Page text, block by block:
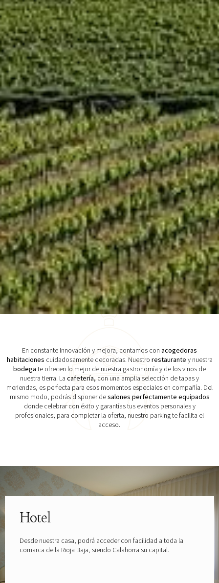
En constante innovación y mejora, contamos con acogedoras
habitaciones cuidadosamente decoradas. Nuestro restaurante y nuestra
bodega te ofrecen lo mejor de nuestra gastronomía y de los vinos de
nuestra tierra. La cafetería, con una amplia selección de tapas y
meriendas, es perfecta para esos momentos especiales en compañía. Del
mismo modo, podrás disponer desalones perfectamente equipados
donde celebrar con éxito y garantías tus eventos personales y
profesionales; para completar la oferta, nuestro parking te facilita el
acceso.
Hotel
Desde nuestra casa, podrá acceder con facilidad a toda la
comarca de la Rioja Baja, siendo Calahorra su capital.